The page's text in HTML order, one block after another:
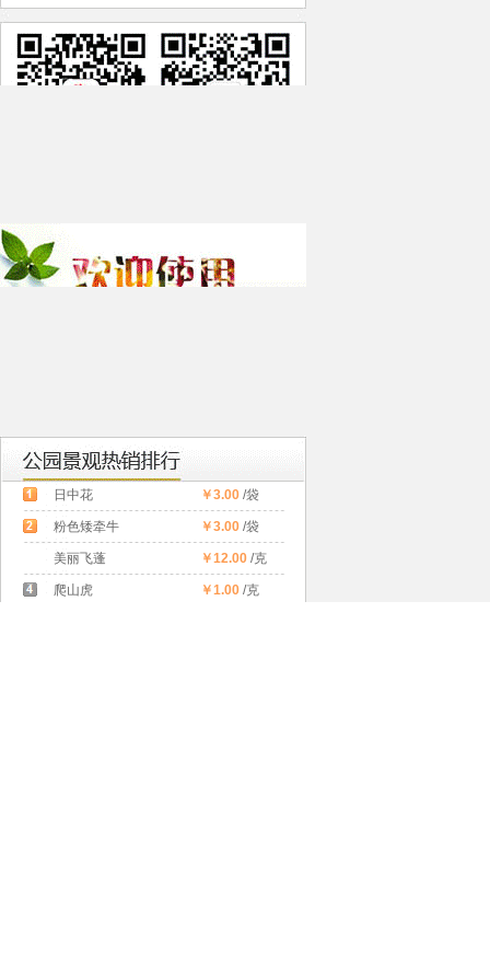
日中花 ￥3.00/袋
粉色矮牵牛 ￥3.00/袋
美丽飞蓬 ￥12.00/克
爬山虎 ￥1.00/克